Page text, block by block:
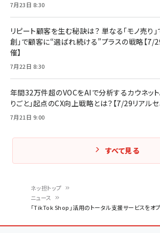
ン
ネッ担トップ
ニュース
「TikTok Shop」活用のトータル支援サービスをオ
7月23日 8:30
リピート顧客を生む秘訣は？ 単なる「モノ売り
創」で顧客に“選ばれ続ける”プラスの戦略【7/
催】
7月22日 8:30
年間32万件超のVOCをAIで分析するカウネット
りごと」起点のCX向上戦略とは？【7/29リアル
7月21日 9:00
すべて見る